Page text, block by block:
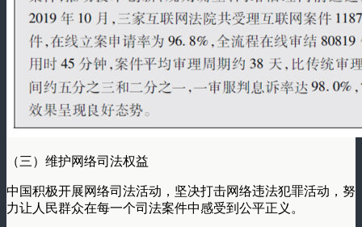
（三）维护网络司法权益
中国积极开展网络司法活动，坚决打击网络违法犯罪活动，努
力让人民群众在每一个司法案件中感受到公平正义。